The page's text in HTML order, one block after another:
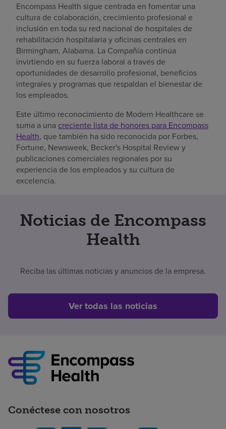
Encompass Health sigue centrada en fomentar una
cultura de colaboración, crecimiento profesional e
inclusión en toda su red nacional de hospitales de
rehabilitación hospitalaria y oficinas centrales en
Birmingham, Alabama. La Compañía continúa
invirtiendo en su fuerza laboral a través de
oportunidades de desarrollo profesional, beneficios
integrales y programas que respaldan el bienestar de
los empleados.
Este último reconocimiento de Modern Healthcare se
suma a una creciente lista de honores para Encompass
Health, que también ha sido reconocida por Forbes,
Fortune, Newsweek, Becker's Hospital Review y
publicaciones comerciales regionales por su
experiencia de los empleados y su cultura de
excelencia.
Noticias de Encompass
Health
Reciba las últimas noticias y anuncios de la empresa.
Ver todas las noticias
Conéctese con nosotros